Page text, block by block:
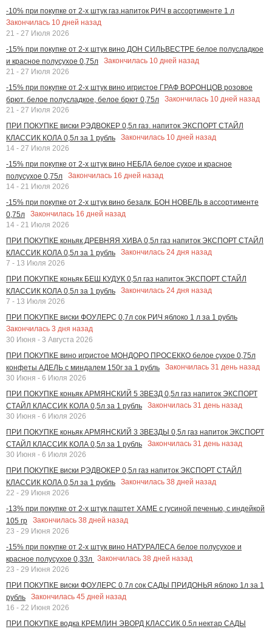
-10% при покупке от 2-х штук газ.напиток РИЧ в ассортименте 1 л
Закончилась 10 дней назад
21 - 27 Июля 2026
-15% при покупке от 2-х штук вино ДОН СИЛЬВЕСТРЕ белое полусладкое
и красное полусухое 0,75л
Закончилась 10 дней назад
21 - 27 Июля 2026
-15% при покупке от 2-х штук вино игристое ГРАФ ВОРОНЦОВ розовое
брют. белое полусладкое, белое брют 0,75л
Закончилась 10 дней назад
21 - 27 Июля 2026
ПРИ ПОКУПКЕ виски РЭДВОКЕР 0,5л газ. напиток ЭКСПОРТ СТАЙЛ
КЛАССИК КОЛА 0,5л за 1 рубль
Закончилась 10 дней назад
14 - 27 Июля 2026
-15% при покупке от 2-х штук вино НЕБЛА белое сухое и красное
полусухое 0,75л
Закончилась 16 дней назад
14 - 21 Июля 2026
-15% при покупке от 2-х штук вино безалк. БОН НОВЕЛЬ в ассортименте
0,75л
Закончилась 16 дней назад
14 - 21 Июля 2026
ПРИ ПОКУПКЕ коньяк ДРЕВНЯЯ ХИВА 0,5л газ напиток ЭКСПОРТ СТАЙЛ
КЛАССИК КОЛА 0,5л за 1 рубль
Закончилась 24 дня назад
7 - 13 Июля 2026
ПРИ ПОКУПКЕ коньяк БЕШ КУДУК 0,5л газ напиток ЭКСПОРТ СТАЙЛ
КЛАССИК КОЛА 0,5л за 1 рубль
Закончилась 24 дня назад
7 - 13 Июля 2026
ПРИ ПОКУПКЕ виски ФОУЛЕРС 0,7л сок РИЧ яблоко 1 л за 1 рубль
Закончилась 3 дня назад
30 Июня - 3 Августа 2026
ПРИ ПОКУПКЕ вино игристое МОНДОРО ПРОСЕККО белое сухое 0,75л
конфеты АДЕЛЬ с миндалем 150г за 1 рубль
Закончилась 31 день назад
30 Июня - 6 Июля 2026
ПРИ ПОКУПКЕ коньяк АРМЯНСКИЙ 5 ЗВЕЗД 0,5л газ напиток ЭКСПОРТ
СТАЙЛ КЛАССИК КОЛА 0,5л за 1 рубль
Закончилась 31 день назад
30 Июня - 6 Июля 2026
ПРИ ПОКУПКЕ коньяк АРМЯНСКИЙ 3 ЗВЕЗДЫ 0,5л газ напиток ЭКСПОРТ
СТАЙЛ КЛАССИК КОЛА 0,5л за 1 рубль
Закончилась 31 день назад
30 Июня - 6 Июля 2026
ПРИ ПОКУПКЕ виски РЭДВОКЕР 0,5л газ напиток ЭКСПОРТ СТАЙЛ
КЛАССИК КОЛА 0,5л за 1 рубль
Закончилась 38 дней назад
22 - 29 Июня 2026
-13% при покупке от 2-х штук паштет ХАМЕ с гусиной печенью, с индейкой
105 гр
Закончилась 38 дней назад
23 - 29 Июня 2026
-15% при покупке от 2-х штук вино НАТУРАЛЕСА белое полусухое и
красное полусухое 0,33л Закончилась 38 дней назад
23 - 29 Июня 2026
ПРИ ПОКУПКЕ виски ФОУЛЕРС 0.7л сок САДЫ ПРИДОНЬЯ яблоко 1л за 1
рубль
Закончилась 45 дней назад
16 - 22 Июня 2026
ПРИ ПОКУПКЕ водка КРЕМЛИН ЭВОРД КЛАССИК 0.5л нектар САДЫ